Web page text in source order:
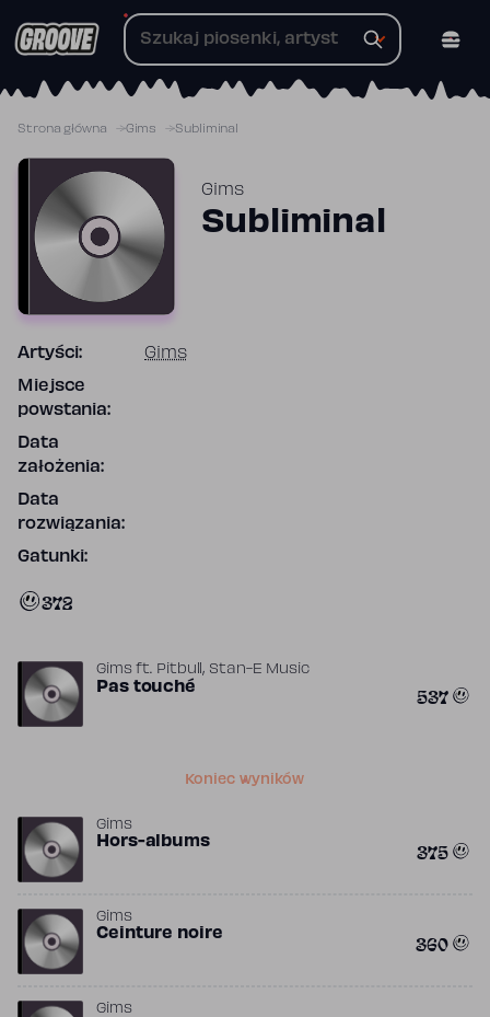
do
Strona główna Gims Subliminal
Gims
Subliminal
Artyści: Gims
Miejsce
powstania:
Data
założenia:
Data
rozwiązania:
Gatunki:
372
Gimsft. Pitbull, Stan-E Music
Pas touché 537
Koniec wyników
Gims
Hors-albums 375
Gims
Ceinture noire 360
Gims